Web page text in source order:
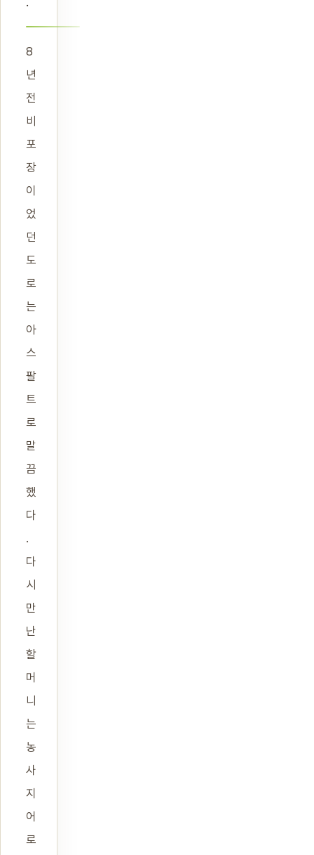
8
년
전
비
포
장
이
었
던
도
로
는
아
스
팔
트
로
말
끔
했
다
.
다
시
만
난
할
머
니
는
농
사
지
어
로